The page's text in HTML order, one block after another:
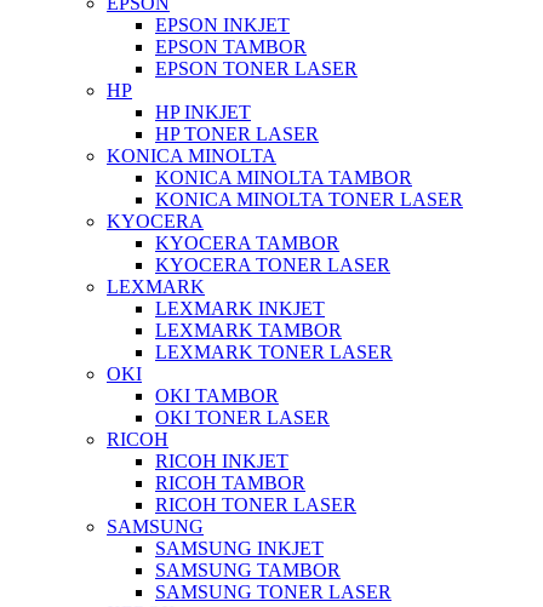
EPSON INKJET
EPSON TAMBOR
EPSON TONER LASER
HP
HP INKJET
HP TONER LASER
KONICA MINOLTA
KONICA MINOLTA TAMBOR
KONICA MINOLTA TONER LASER
KYOCERA
KYOCERA TAMBOR
KYOCERA TONER LASER
LEXMARK
LEXMARK INKJET
LEXMARK TAMBOR
LEXMARK TONER LASER
OKI
OKI TAMBOR
OKI TONER LASER
RICOH
RICOH INKJET
RICOH TAMBOR
RICOH TONER LASER
SAMSUNG
SAMSUNG INKJET
SAMSUNG TAMBOR
SAMSUNG TONER LASER